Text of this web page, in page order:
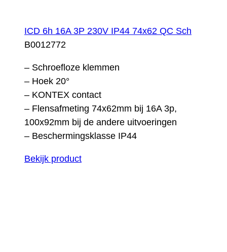
ICD 6h 16A 3P 230V IP44 74x62 QC Sch
B0012772
– Schroefloze klemmen
– Hoek 20°
– KONTEX contact
– Flensafmeting 74x62mm bij 16A 3p,
100x92mm bij de andere uitvoeringen
– Beschermingsklasse IP44
Bekijk product